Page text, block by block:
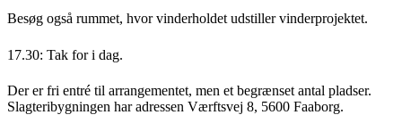
Besøg også rummet, hvor vinderholdet udstiller vinderprojektet.
17.30: Tak for i dag.
Der er fri entré til arrangementet, men et begrænset antal pladser.
Slagteribygningen har adressen Værftsvej 8, 5600 Faaborg.